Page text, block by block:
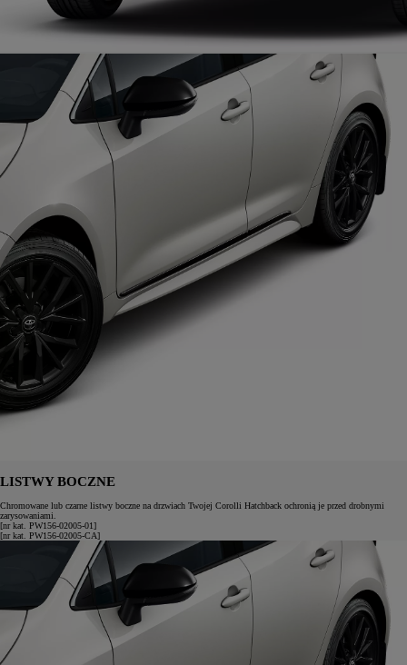
LISTWY BOCZNE
Chromowane lub czarne listwy boczne na drzwiach Twojej Corolli Hatchback ochronią je przed drobnymi
zarysowaniami.
[nr kat. PW156-02005-01]
[nr kat. PW156-02005-CA]